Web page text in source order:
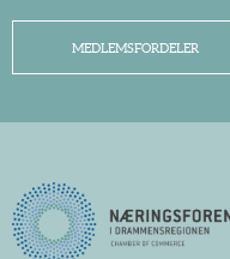
MEDLEMSFORDELER